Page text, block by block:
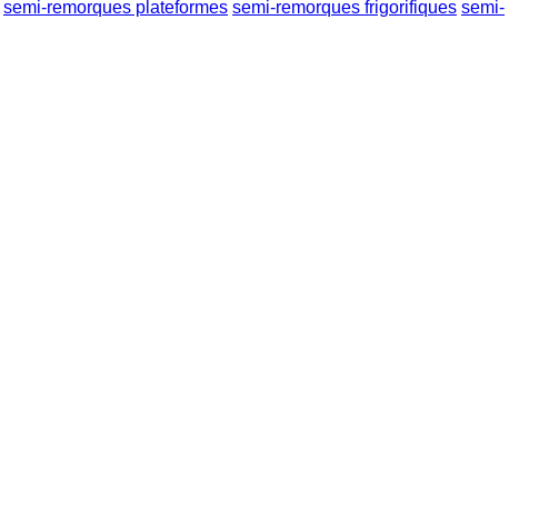
semi-remorques plateformes semi-remorques frigorifiques semi-